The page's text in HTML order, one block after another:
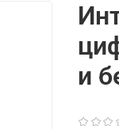
и